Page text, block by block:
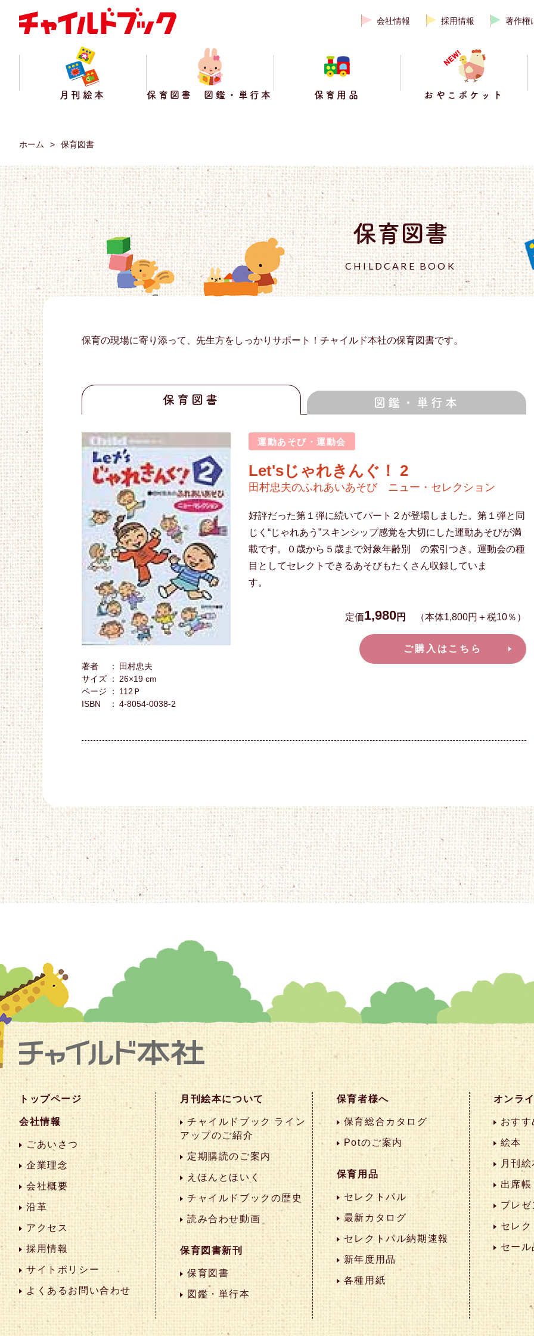
会社情報 採用情報 著作権
月刊絵本 保育図書 図鑑・単行本 保育用品 おやこポケット
ホーム 保育図書
保育図書
CHILDCARE BOOK
保育の現場に寄り添って、先生方をしっかりサポート！チャイルド本社の保育図書です。
保育図書 図鑑・単行本
著者
田村忠夫
サイズ
26×19 cm
ページ
112Ｐ
ISBN
4-8054-0038-2
運動あそび・運動会
Let'sじゃれきんぐ！ 2
田村忠夫のふれあいあそび ニュー・セレクション
好評だった第１弾に続いてパート２が登場しました。第１弾と同
じく“じゃれあう”スキンシップ感覚を大切にした運動あそびが満
載です。０歳から５歳まで対象年齢別 の索引つき。運動会の種
目としてセレクトできるあそびもたくさん収録していま
す。
定価1,980円 （本体1,800円＋税10％）
ご購入はこちら
トップページ
会社情報
ごあいさつ
企業理念
会社概要
沿革
アクセス
採用情報
サイトポリシー
よくあるお問い合わせ
月刊絵本について
チャイルドブック ライン
アップのご紹介
定期購読のご案内
えほんとほいく
チャイルドブックの歴史
読み合わせ動画
保育図書新刊
保育図書
図鑑・単行本
保育者様へ
保育総合カタログ
Potのご案内
保育用品
セレクトパル
最新カタログ
セレクトパル納期速報
新年度用品
各種用紙
オンラ
おす
絵本
月刊
出席
プレ
セレ
セール